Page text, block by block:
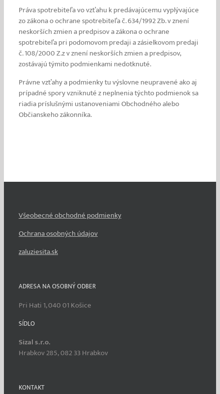
Práva spotrebiteľa vo vzťahu k predávajúcemu vyplývajúce
zo zákona o ochrane spotrebiteľa č. 634/1992 Zb. v znení
neskorších zmien a predpisov a zákona o ochrane
spotrebiteľa pri podomovom predaji a zásielkovom predaji
č. 108/2000 Z.z v znení neskorších zmien a predpisov,
zostávajú týmito podmienkami nedotknuté.
Právne vzťahy a podmienky tu výslovne neupravené ako aj
prípadné spory vzniknuté z neplnenia týchto podmienok sa
riadia príslušnými ustanoveniami Obchodného alebo
Občianskeho zákonníka.
Všeobecné obchodné podmienky
Ochrana osobných údajov
zaluziesita.sk
ADRESA NA OSOBNÝ ODBER
Pri Hati 1, 040 01 Košice
SÍDLO
Sizal s.r.o.
Hrabkov 285, 082 33 Hrabkov
KONTAKT